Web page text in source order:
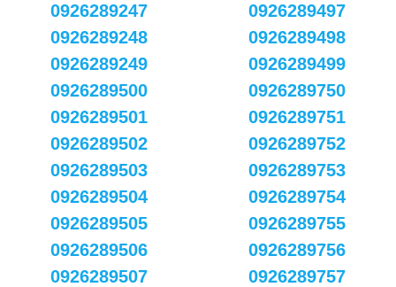
0926289247
0926289248
0926289249
0926289497
0926289498
0926289499
0926289500
0926289501
0926289502
0926289503
0926289504
0926289505
0926289506
0926289507
0926289750
0926289751
0926289752
0926289753
0926289754
0926289755
0926289756
0926289757